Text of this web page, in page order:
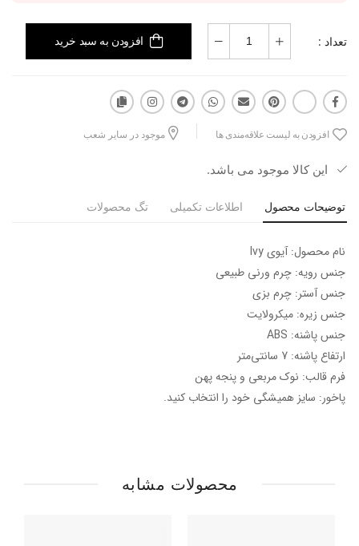
تعداد : افزودن به سبد خرید
افزودن به لیست علاقه‌مندی ها موجود در سایر شعب
این کالا موجود می باشد.
توضیحات محصول اطلاعات تکمیلی تگ محصولات
نام محصول: آیوی Ivy
جنس رویه: چرم ورنی طبیعی
جنس آستر: چرم بزی
جنس زیره: میکرولایت
جنس پاشنه: ABS
ارتفاع پاشنه: 7 سانتی‌متر
فرم قالب: نوک مربعی و پنجه پهن
پاخور: سایز همیشگی خود را انتخاب کنید.
محصولات مشابه